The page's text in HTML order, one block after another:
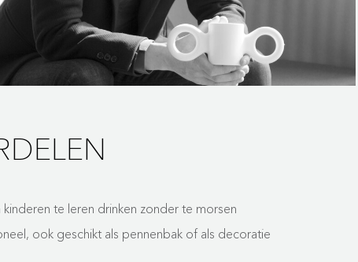
te leren drinken zonder te morsen
ook geschikt als pennenbak of als decoratie